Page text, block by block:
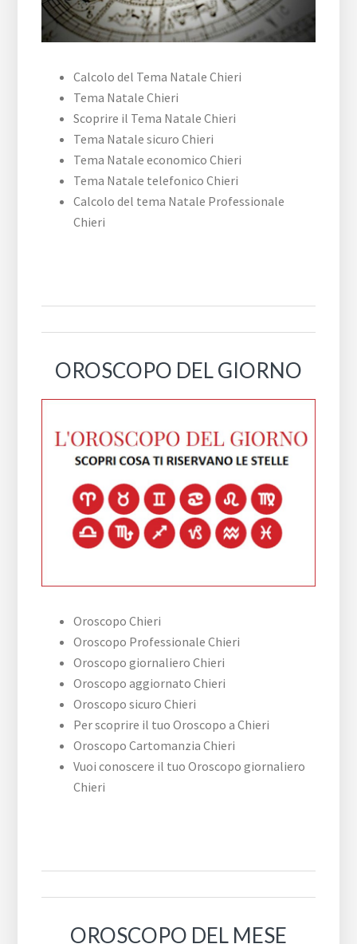
Calcolo del Tema Natale Chieri
Tema Natale Chieri
Scoprire il Tema Natale Chieri
Tema Natale sicuro Chieri
Tema Natale economico Chieri
Tema Natale telefonico Chieri
Calcolo del tema Natale Professionale
Chieri
OROSCOPO DEL GIORNO
Oroscopo Chieri
Oroscopo Professionale Chieri
Oroscopo giornaliero Chieri
Oroscopo aggiornato Chieri
Oroscopo sicuro Chieri
Per scoprire il tuo Oroscopo a Chieri
Oroscopo Cartomanzia Chieri
Vuoi conoscere il tuo Oroscopo giornaliero
Chieri
OROSCOPO DEL MESE